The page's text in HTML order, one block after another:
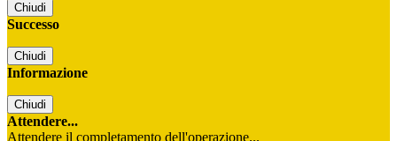
Chiudi
Successo
Chiudi
Informazione
Chiudi
Attendere...
Attendere il completamento dell'operazione...